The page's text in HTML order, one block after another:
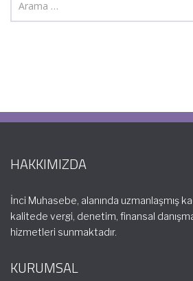
HAKKIMIZDA
İnci Muhasebe, alanında uzmanlaşmış
kalitede vergi, denetim, finansal
hizmetleri sunmaktadır.
KURUMSAL